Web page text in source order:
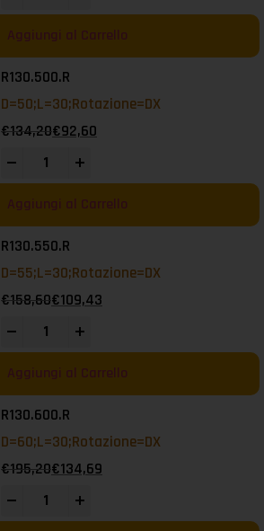
Aggiungi al Carrello
R130.500.R
D=50;L=30;Rotazione=DX
€134,20€92,60
Aggiungi al Carrello
R130.550.R
D=55;L=30;Rotazione=DX
€158,60€109,43
Aggiungi al Carrello
R130.600.R
D=60;L=30;Rotazione=DX
€195,20€134,69